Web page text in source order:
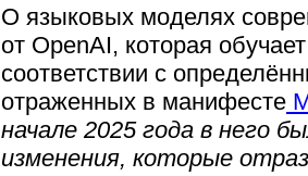
О языковых моделях
от OpenAI, которая
соответствии с
отраженных в манифесте
начале 2025 года в него
изменения, которые